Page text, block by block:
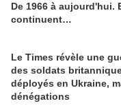
De 1966 à aujourd'hui.
continuent…
Le Times révèle une
des soldats
déployés en Ukraine,
dénégations